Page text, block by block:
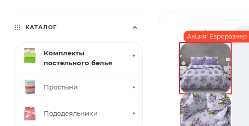
Акция! Евроразмер
КАТАЛОГ
Комплекты
постельного белья
Простыни
Пододеяльники